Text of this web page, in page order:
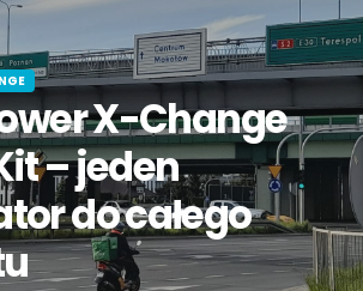
X-Change
– jeden
do całego